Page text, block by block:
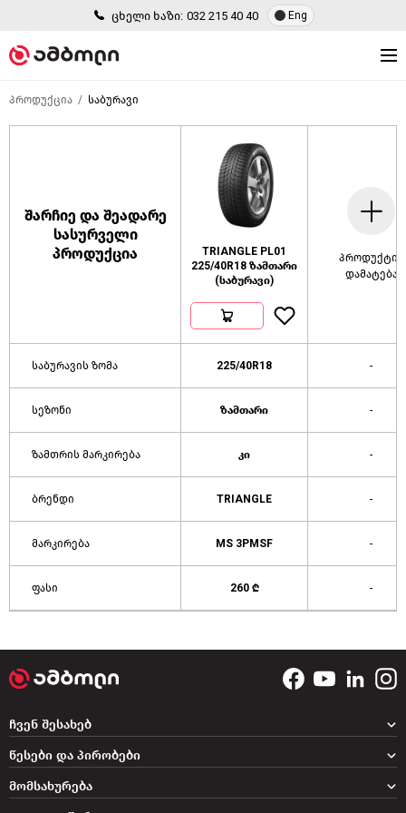
ცხელი ხაზი: 032 215 40 40 Eng
პროდუქცია საბურავი
შარჩიე და შეადარე
სასურველი
პროდუქცია
TRIANGLE PL01
225/40R18 ზამთარი
(საბურავი)
პროდუქტის
დამატება
საბურავის ზომა 225/40R18 -
სეზონი ზამთარი -
ზამთრის მარკირება კი -
ბრენდი TRIANGLE -
მარკირება MS 3PMSF -
ფასი 260 ₾ -
ჩვენ შესახებ
წესები და პირობები
მომსახურება